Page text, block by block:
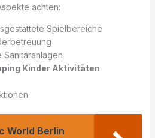
achten:
Spielbereiche
Sanitäranlagen
Kinder Aktivitäten
World Berlin